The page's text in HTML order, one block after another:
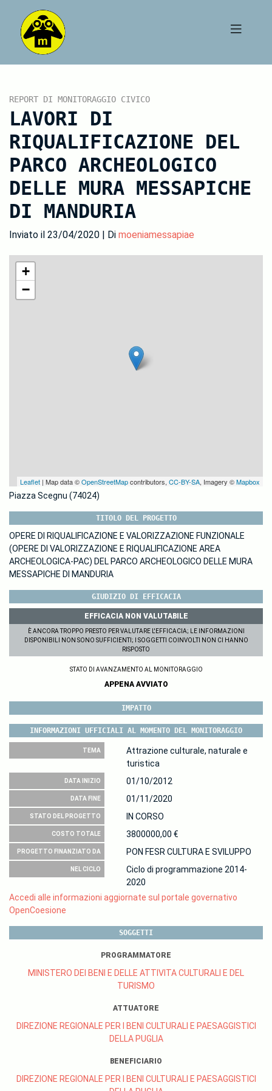
REPORT DI MONITORAGGIO CIVICO
LAVORI DI
RIQUALIFICAZIONE DEL
PARCO ARCHEOLOGICO
DELLE MURA MESSAPICHE
DI MANDURIA
Inviato il 23/04/2020 | Di moeniamessapiae
+
−
Leaflet | Map data ©OpenStreetMapcontributors, CC-BY-SA, Imagery ©Mapbox
Piazza Scegnu (74024)
TITOLO DEL PROGETTO
OPERE DI RIQUALIFICAZIONE E VALORIZZAZIONE FUNZIONALE
(OPERE DI VALORIZZAZIONE E RIQUALIFICAZIONE AREA
ARCHEOLOGICA-PAC) DEL PARCO ARCHEOLOGICO DELLE MURA
MESSAPICHE DI MANDURIA
GIUDIZIO DI EFFICACIA
EFFICACIA NON VALUTABILE
È ANCORA TROPPO PRESTO PER VALUTARE L'EFFICACIA; LE INFORMAZIONI
DISPONIBILI NON SONO SUFFICIENTI; I SOGGETTI COINVOLTI NON CI HANNO
RISPOSTO
STATO DI AVANZAMENTO AL MONITORAGGIO
APPENA AVVIATO
IMPATTO
INFORMAZIONI UFFICIALI AL MOMENTO DEL MONITORAGGIO
TEMA
Attrazione culturale, naturale e
turistica
DATA INIZIO 01/10/2012
DATA FINE 01/11/2020
STATO DEL PROGETTO IN CORSO
COSTO TOTALE 3800000,00 €
PROGETTO FINANZIATO DA PON FESR CULTURA E SVILUPPO
NEL CICLO
Ciclo di programmazione 2014-
2020
Accedi alle informazioni aggiornate sul portale governativo
OpenCoesione
SOGGETTI
PROGRAMMATORE
MINISTERO DEI BENI E DELLE ATTIVITA CULTURALI E DEL
TURISMO
ATTUATORE
DIREZIONE REGIONALE PER I BENI CULTURALI E PAESAGGISTICI
DELLA PUGLIA
BENEFICIARIO
DIREZIONE REGIONALE PER I BENI CULTURALI E PAESAGGISTICI